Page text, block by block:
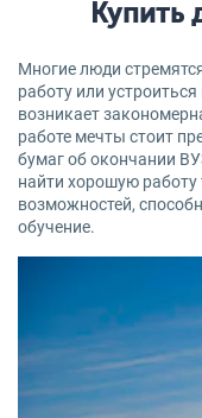
Купить
Многие люди
работу или
возникает
работе мечты стоит
бумаг об окончании
найти хорошую работу
возможностей,
обучение.